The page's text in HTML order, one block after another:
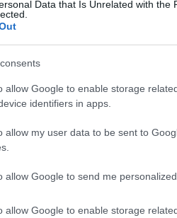
Data that Is Unrelated with the
allow Google to enable storage
identifiers in apps.
allow my user data to be sent to
allow Google to send me
allow Google to enable storage